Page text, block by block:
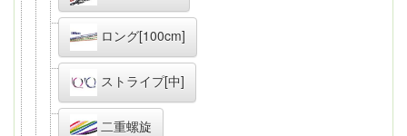
ロング[100cm]
ストライプ[中]
二重螺旋